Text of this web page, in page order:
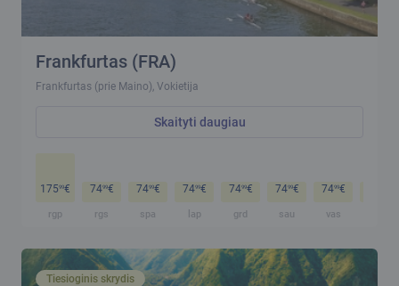
Frankfurtas (FRA)
Frankfurtas (prie Maino), Vokietija
Skaityti daugiau
17599€
rgp
7499€
rgs
7499€
spa
7499€
lap
7499€
grd
7499€
sau
7499€
vas
Tiesioginis skrydis